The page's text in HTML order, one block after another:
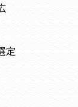
定